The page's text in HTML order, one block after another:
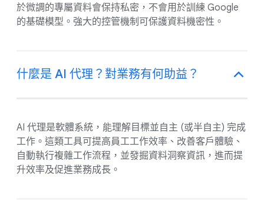
於微調的專屬資料會保持私密，不會用於訓練 Google
的基礎模型。強大的控管機制可保護資料機密性。
什麼是 AI 代理？對業務有何助益？
AI 代理是軟體系統，能理解目標並自主 (或半自主) 完成
工作。這類工具可提高員工工作效率、改善客戶體驗、
自動執行複雜工作流程，並發掘資料洞察資訊，進而提
升效率及促進業務成長。